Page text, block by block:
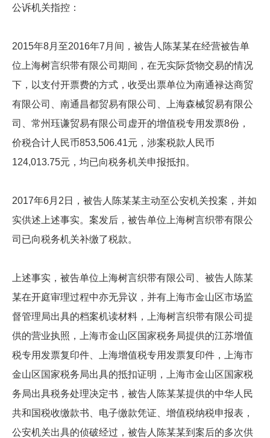
公诉机关指控：
2015年8月至2016年7月间，被告人陈某某在经营被告单
位上海树言织带有限公司期间，在无实际货物交易的情况
下，以支付开票费的方式，收受出票单位为南通禄达商贸
有限公司、南通昌都贸易有限公司、上海森械贸易有限公
司、常州珏谦贸易有限公司虚开的增值税专用发票8份，
价税合计人民币853,506.41元，涉案税款人民币
124,013.75元，均已向税务机关申报抵扣。
2017年6月2日，被告人陈某某主动至公安机关投案，并如
实供述上述事实。案发后，被告单位上海树言织带有限公
司已向税务机关补缴了税款。
上述事实，被告单位上海树言织带有限公司、被告人陈某
某在开庭审理过程中亦无异议，并有上海市金山区市场监
督管理局出具的档案机读材料，上海树言织带有限公司提
供的营业执照，上海市金山区国家税务局提供的江苏增值
税专用发票复印件、上海增值税专用发票复印件，上海市
金山区国家税务局出具的抵扣证明，上海市金山区国家税
务局出具税务处理决定书，被告人陈某某提供的中华人民
共和国税收缴款书、电子缴款凭证、增值税纳税申报表，
公安机关出具的侦破经过，被告人陈某某到案后的多次供